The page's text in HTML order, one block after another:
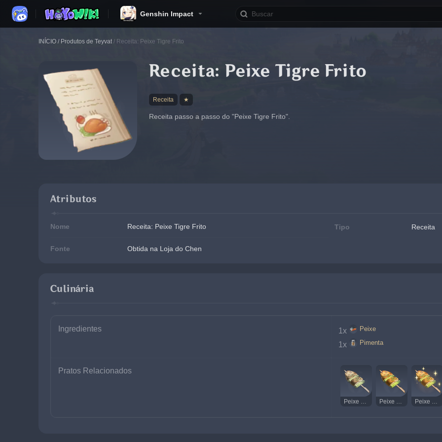
Genshin Impact
INÍCIO / Produtos de Teyvat / Receita: Peixe Tigre Frito
Receita: Peixe Tigre Frito
Receita ★
Receita passo a passo do "Peixe Tigre Frito".
Atributos
Nome Receita: Peixe Tigre Frito Tipo Receita
Fonte Obtida na Loja do Chen
Culinária
Ingredientes 1x Peixe
1x Pimenta
Pratos Relacionados
Peixe Tigre Frito Estranho Peixe Tigre Frito Peixe Tigre Frito Delicioso